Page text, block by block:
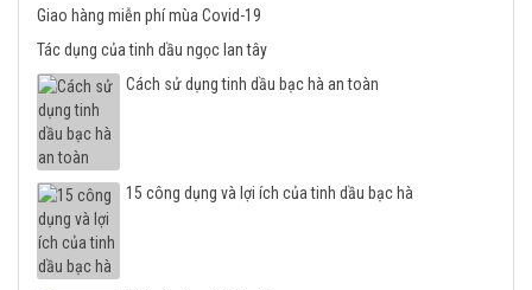
Giao hàng miễn phí mùa Covid-19
Tác dụng của tinh dầu ngọc lan tây
Cách sử dụng tinh dầu bạc hà an toàn
15 công dụng và lợi ích của tinh dầu bạc hà